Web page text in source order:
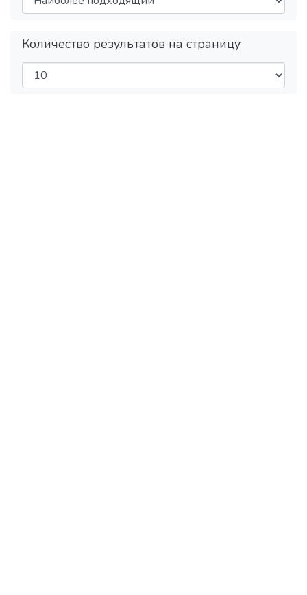
Количество результатов на страницу